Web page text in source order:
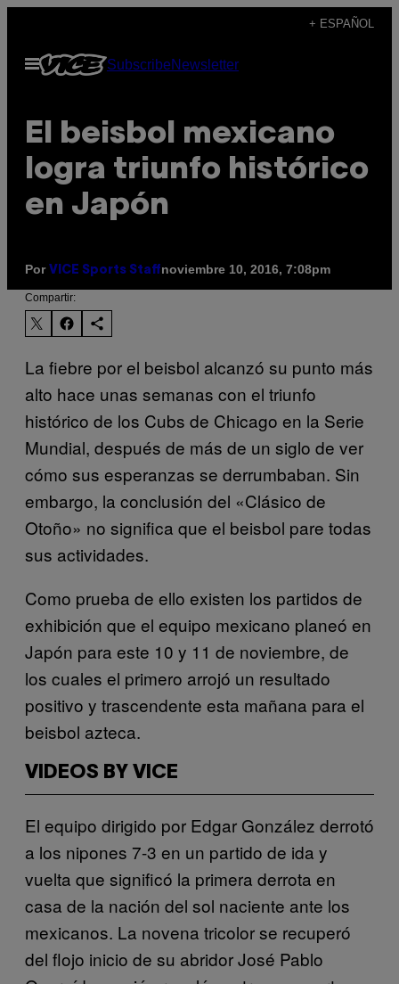
contenido
+ ESPAÑOL
Abrir
Menú
SubscribeNewsletter
El beisbol mexicano
logra triunfo histórico
en Japón
Por VICE Sports Staffnoviembre 10, 2016, 7:08pm
Compartir:
La fiebre por el beisbol alcanzó su punto más
alto hace unas semanas con el triunfo
histórico de los Cubs de Chicago en la Serie
Mundial, después de más de un siglo de ver
cómo sus esperanzas se derrumbaban. Sin
embargo, la conclusión del «Clásico de
Otoño» no significa que el beisbol pare todas
sus actividades.
Como prueba de ello existen los partidos de
exhibición que el equipo mexicano planeó en
Japón para este 10 y 11 de noviembre, de
los cuales el primero arrojó un resultado
positivo y trascendente esta mañana para el
beisbol azteca.
VIDEOS BY VICE
El equipo dirigido por Edgar González derrotó
a los nipones 7-3 en un partido de ida y
vuelta que significó la primera derrota en
casa de la nación del sol naciente ante los
mexicanos. La novena tricolor se recuperó
del flojo inicio de su abridor José Pablo